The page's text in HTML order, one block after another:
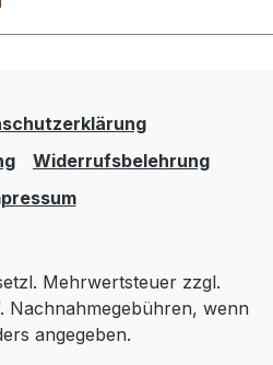
Widerrufsbelehrung
Mehrwertsteuer zzgl.
Nachnahmegebühren, wenn
angegeben.